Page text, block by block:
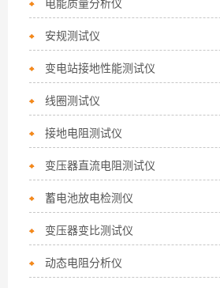
电能质量分析仪
安规测试仪
变电站接地性能测试仪
线圈测试仪
接地电阻测试仪
变压器直流电阻测试仪
蓄电池放电检测仪
变压器变比测试仪
动态电阻分析仪